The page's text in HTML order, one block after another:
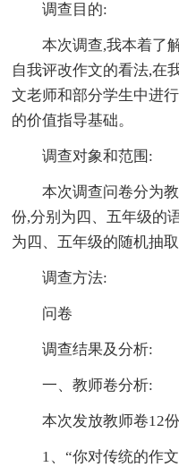
调查目的:
本次调查,我本着了
自我评改作文的看法,在
文老师和部分学生中进
的价值指导基础。
调查对象和范围:
本次调查问卷分为
份,分别为四、五年级的
为四、五年级的随机抽取
调查方法:
问卷
调查结果及分析:
一、教师卷分析:
本次发放教师卷12
1、“你对传统的作